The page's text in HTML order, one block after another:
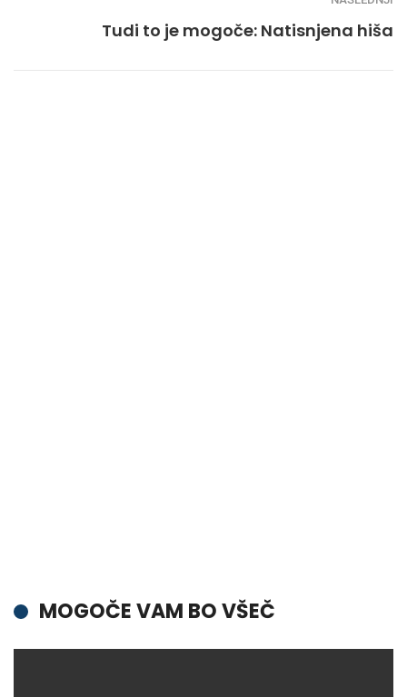
Tudi to je mogoče: Natisnjena hiša
MOGOČE VAM BO VŠEČ